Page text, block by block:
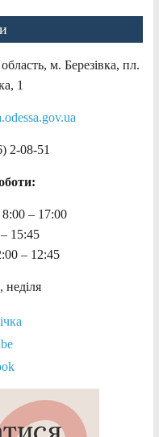
м. Березівка, пл.
1
2-08-51
– 17:00
15:45
– 12:45
неділя